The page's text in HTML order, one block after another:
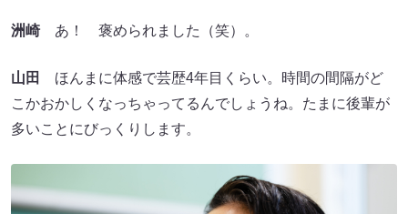
洲崎あ！ 褒められました（笑）。
山田
ほんまに体感で芸歴4年目くらい。時間の間隔がど
こかおかしくなっちゃってるんでしょうね。たまに後輩が
多いことにびっくりします。